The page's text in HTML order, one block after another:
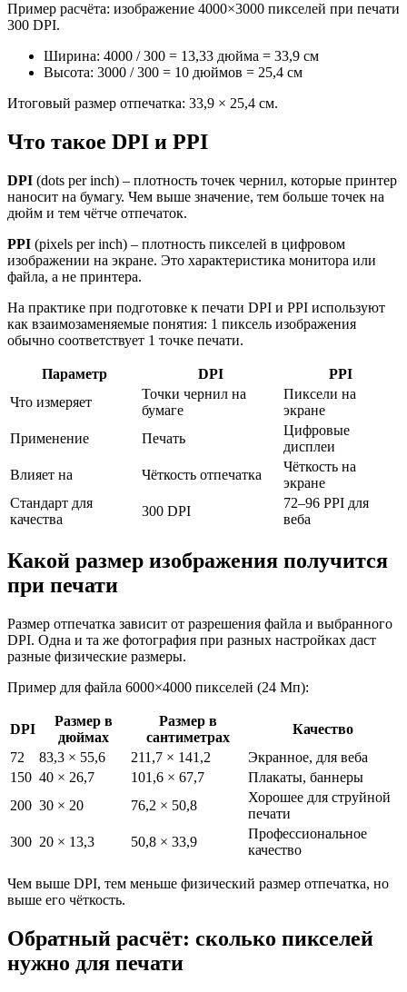
Пример расчёта: изображение 4000×3000 пикселей при печати
300 DPI.
Ширина: 4000 / 300 = 13,33 дюйма = 33,9 см
Высота: 3000 / 300 = 10 дюймов = 25,4 см
Итоговый размер отпечатка: 33,9 × 25,4 см.
Что такое DPI и PPI
DPI (dots per inch) – плотность точек чернил, которые принтер
наносит на бумагу. Чем выше значение, тем больше точек на
дюйм и тем чётче отпечаток.
PPI (pixels per inch) – плотность пикселей в цифровом
изображении на экране. Это характеристика монитора или
файла, а не принтера.
На практике при подготовке к печати DPI и PPI используют
как взаимозаменяемые понятия: 1 пиксель изображения
обычно соответствует 1 точке печати.
Параметр DPI
PPI
Что измеряет
Точки чернил на
бумаге
Пиксели на
экране
Применение
Печать
Цифровые
дисплеи
Влияет на
Чёткость отпечатка
Чёткость на
экране
Стандарт для
качества
300 DPI
72–96 PPI для
веба
Какой размер изображения получится
при печати
Размер отпечатка зависит от разрешения файла и выбранного
DPI. Одна и та же фотография при разных настройках даст
разные физические размеры.
Пример для файла 6000×4000 пикселей (24 Мп):
DPI
Размер в
дюймах
Размер в
сантиметрах
Качество
72
83,3 × 55,6 211,7 × 141,2
Экранное, для веба
150 40 × 26,7 101,6 × 67,7
Плакаты, баннеры
200 30 × 20 76,2 × 50,8
Хорошее для струйной
печати
300 20 × 13,3 50,8 × 33,9
Профессиональное
качество
Чем выше DPI, тем меньше физический размер отпечатка, но
выше его чёткость.
Обратный расчёт: сколько пикселей
нужно для печати